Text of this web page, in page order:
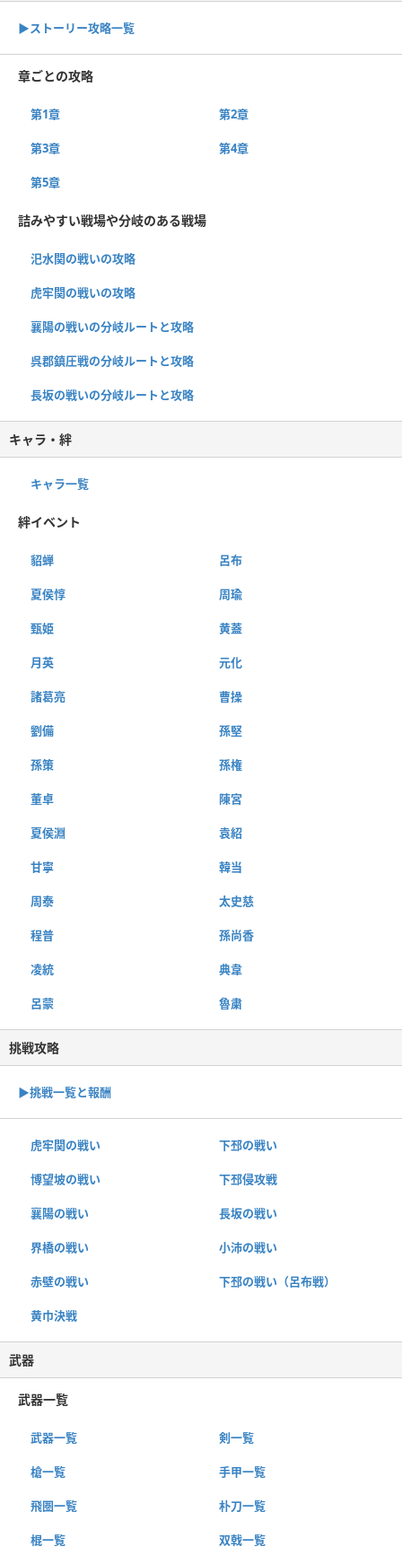
▶︎ストーリー攻略一覧
章ごとの攻略
第1章 第2章
第3章 第4章
第5章
詰みやすい戦場や分岐のある戦場
汜水関の戦いの攻略
虎牢関の戦いの攻略
襄陽の戦いの分岐ルートと攻略
呉郡鎮圧戦の分岐ルートと攻略
長坂の戦いの分岐ルートと攻略
キャラ・絆
キャラ一覧
絆イベント
貂蝉 呂布
夏侯惇 周瑜
甄姫 黄蓋
月英 元化
諸葛亮 曹操
劉備 孫堅
孫策 孫権
董卓 陳宮
夏侯淵 袁紹
甘寧 韓当
周泰 太史慈
程普 孫尚香
凌統 典韋
呂蒙 魯粛
挑戦攻略
▶︎挑戦一覧と報酬
虎牢関の戦い 下邳の戦い
博望坡の戦い 下邳侵攻戦
襄陽の戦い 長坂の戦い
界橋の戦い 小沛の戦い
赤壁の戦い 下邳の戦い（呂布戦）
黄巾決戦
武器
武器一覧
武器一覧 剣一覧
槍一覧 手甲一覧
飛圏一覧 朴刀一覧
棍一覧 双戟一覧